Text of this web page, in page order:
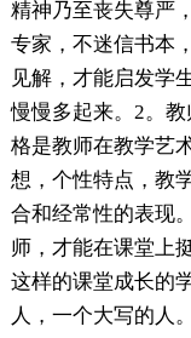
精神乃至丧失尊严
专家，不迷信书本
见解，才能启发学
慢慢多起来。2。
格是教师在教学艺
想，个性特点，教
合和经常性的表现
师，才能在课堂上
这样的课堂成长的
人，一个大写的人。